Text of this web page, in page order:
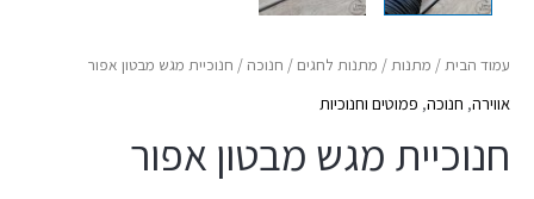
עמוד הבית/ מתנות/ מתנות לחגים / חנוכה / חנוכיית מגש מבטון אפור
אווירה, חנוכה, פמוטים וחנוכיות
חנוכיית מגש מבטון אפור